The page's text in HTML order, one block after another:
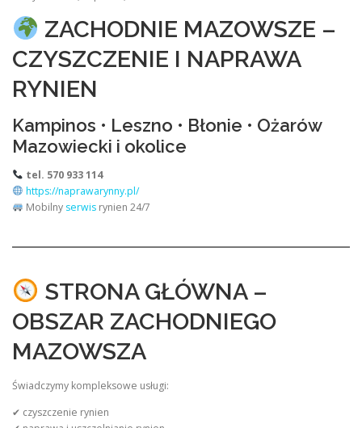
ZACHODNIE MAZOWSZE –
CZYSZCZENIE I NAPRAWA
RYNIEN
Kampinos • Leszno • Błonie • Ożarów
Mazowiecki i okolice
tel. 570 933 114
https://naprawarynny.pl/
Mobilny serwisrynien 24/7
STRONA GŁÓWNA –
OBSZAR ZACHODNIEGO
MAZOWSZA
Świadczymy kompleksowe usługi:
✔ czyszczenie rynien